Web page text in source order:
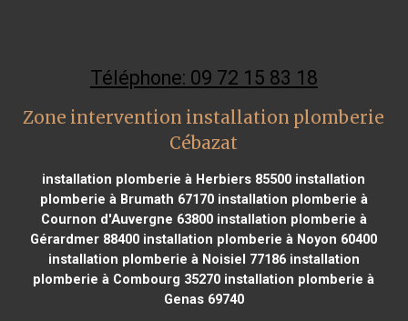
Téléphone: 09 72 15 83 18
Zone intervention installation plomberie
Cébazat
installation plomberie à Herbiers 85500 installation
plomberie à Brumath 67170installation plomberie à
Cournon d'Auvergne 63800installation plomberie à
Gérardmer 88400 installation plomberie à Noyon 60400
installation plomberie à Noisiel 77186installation
plomberie à Combourg 35270 installation plomberie à
Genas 69740